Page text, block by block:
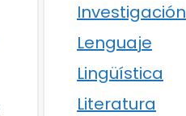
Investigación
Lenguaje
Lingüística
Literatura